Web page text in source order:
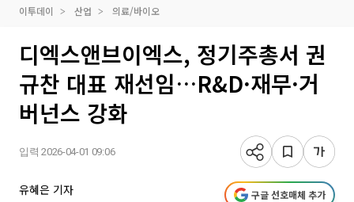
이투데이 산업 의료/바이오
디엑스앤브이엑스, 정기주총서 권
규찬 대표 재선임…R&D·재무·거
버넌스 강화
입력 2026-04-01 09:06
유혜은 기자 구글 선호매체 추가